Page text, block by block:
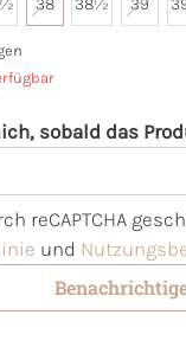
38 38½ 39
sobald das
reCAPTCHA
und